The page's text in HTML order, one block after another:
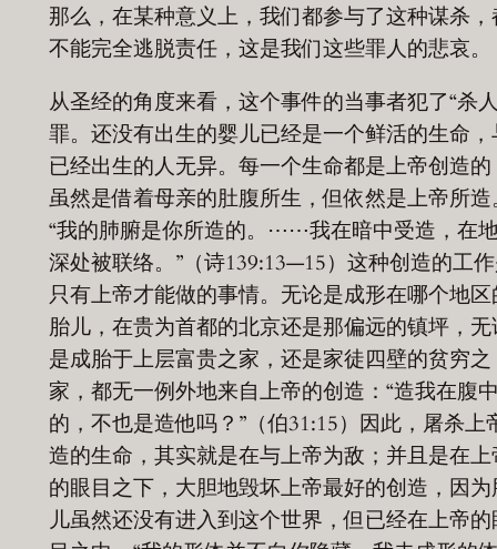
那么，在某种意义上，我们都参与了这种谋杀，
不能完全逃脱责任，这是我们这些罪人的悲哀。
从圣经的角度来看，这个事件的当事者犯了“杀
罪。还没有出生的婴儿已经是一个鲜活的生命，
已经出生的人无异。每一个生命都是上帝创造的
虽然是借着母亲的肚腹所生，但依然是上帝所造
“我的肺腑是你所造的。⋯⋯我在暗中受造，在
深处被联络。”（诗139:13—15）这种创造的工
只有上帝才能做的事情。无论是成形在哪个地区
胎儿，在贵为首都的北京还是那偏远的镇坪，无
是成胎于上层富贵之家，还是家徒四壁的贫穷之
家，都无一例外地来自上帝的创造：“造我在腹
的，不也是造他吗？”（伯31:15）因此，屠杀上
造的生命，其实就是在与上帝为敌；并且是在上
的眼目之下，大胆地毁坏上帝最好的创造，因为
儿虽然还没有进入到这个世界，但已经在上帝的